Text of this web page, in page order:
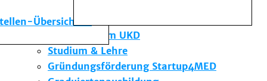
Übersicht
Die Institute des UKD
Forschung am UKD
Studium & Lehre
Gründungsförderung Startup4MED